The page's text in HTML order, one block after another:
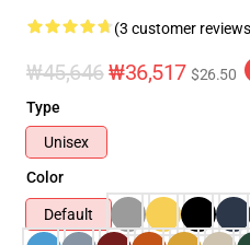
(3 customer
₩45,646₩36,517 $26.50
Type
Unisex
Color
Default